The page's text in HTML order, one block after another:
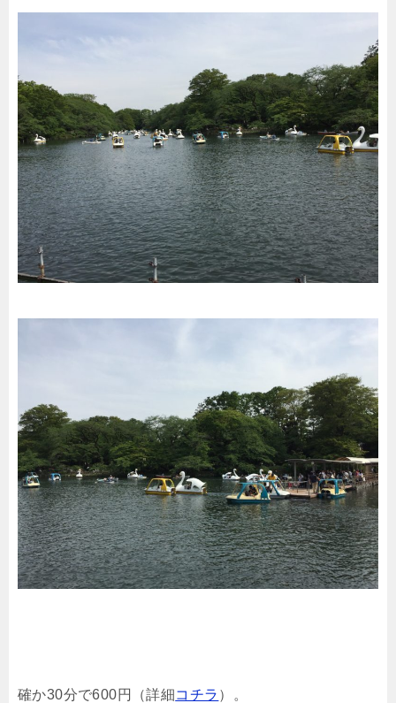
確か30分で600円（詳細コチラ ）。